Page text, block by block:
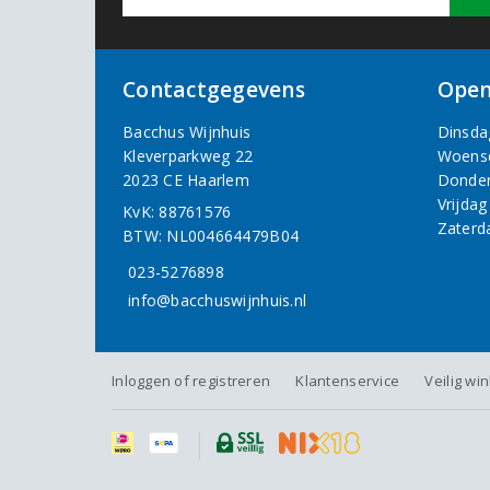
Contactgegevens
Bacchus Wijnhuis
Kleverparkweg 22
2023 CE Haarlem
KvK: 88761576
BTW: NL004664479B04
023-5276898
info@bacchuswijnhuis.nl
Vrijdag
Inloggen of registreren Klantenservice Veilig